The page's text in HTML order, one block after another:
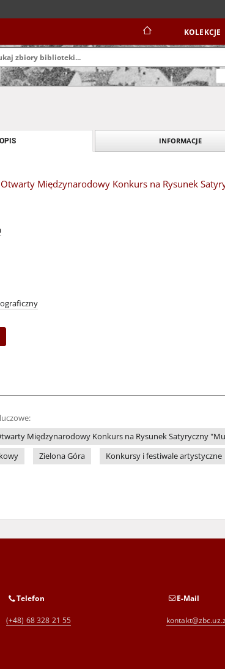
KOLEKCJE
OPIS INFORMACJE
Międzynarodowy Konkurs na Rysunek
Międzynarodowy Konkurs na Rysunek Satyryczny
Zielona Góra Konkursy i festiwale artystyczne
Telefon
(+48) 68 328 21 55
E-Mail